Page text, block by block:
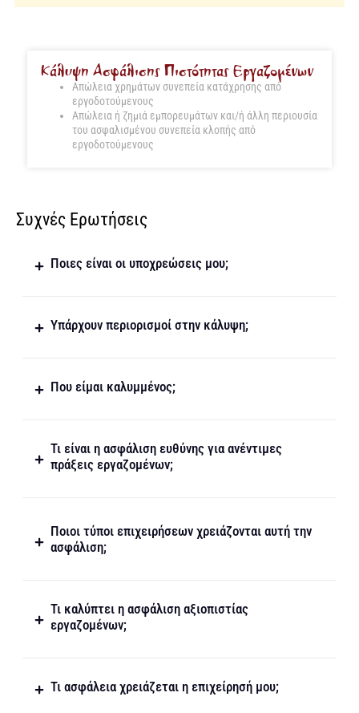
Κάλυψη Ασφάλισης Πιστότητας Εργαζομένων
Απώλεια χρημάτων συνεπεία κατάχρησης από
εργοδοτούμενους
Απώλεια ή ζημιά εμπορευμάτων και/ή άλλη περιουσία
του ασφαλισμένου συνεπεία κλοπής από
εργοδοτούμενους
Συχνές Ερωτήσεις
Ποιες είναι οι υποχρεώσεις μου;
Υπάρχουν περιορισμοί στην κάλυψη;
Που είμαι καλυμμένος;
Τι είναι η ασφάλιση ευθύνης για ανέντιμες
πράξεις εργαζομένων;
Ποιοι τύποι επιχειρήσεων χρειάζονται αυτή την
ασφάλιση;
Τι καλύπτει η ασφάλιση αξιοπιστίας
εργαζομένων;
Τι ασφάλεια χρειάζεται η επιχείρησή μου;